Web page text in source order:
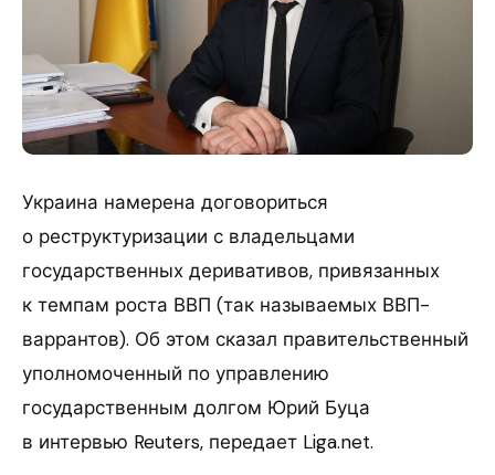
Украина намерена договориться
о реструктуризации с владельцами
государственных деривативов, привязанных
к темпам роста ВВП (так называемых ВВП-
варрантов). Об этом сказал правительственный
уполномоченный по управлению
государственным долгом Юрий Буца
в интервью Reuters, передает Liga.net.